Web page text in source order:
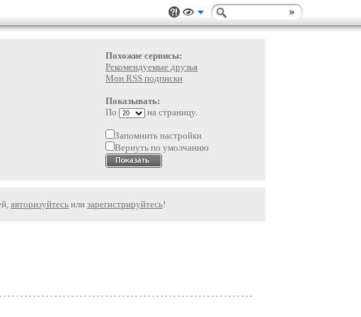
Похожие сервисы:
Рекомендуемые друзья
Мои RSS подписки
Показывать:
По
на страницу.
Запомнить настройки
Вернуть по умолчанию
авторизуйтесь или зарегистрируйтесь!